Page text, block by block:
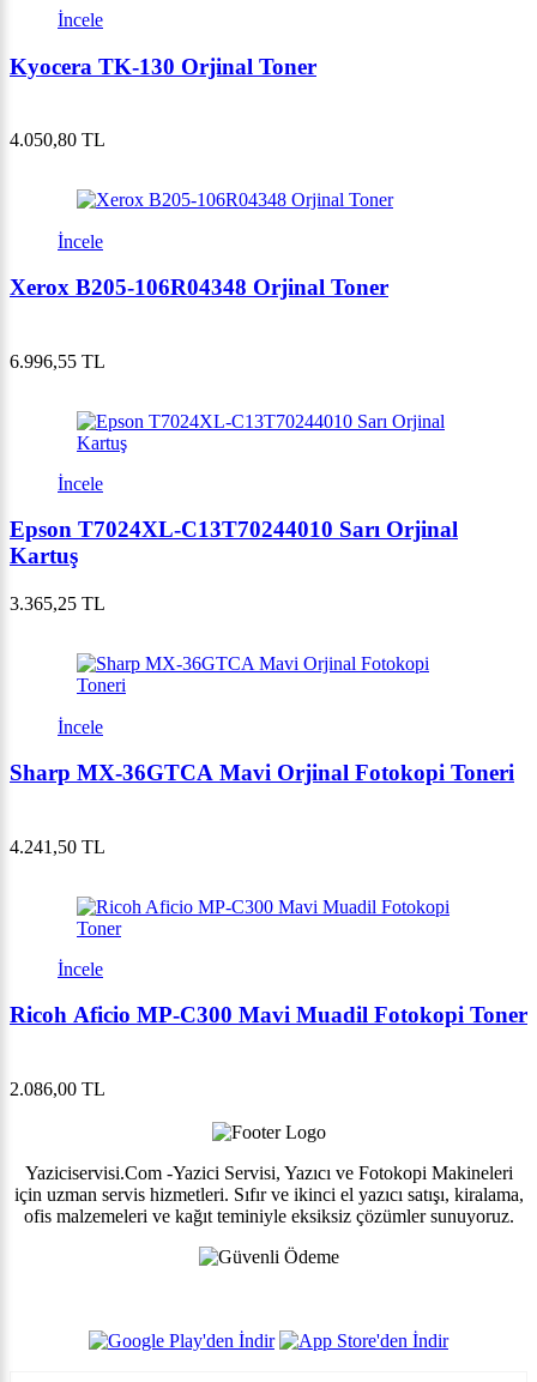
İncele
Kyocera TK-130 Orjinal Toner
4.050,80 TL
İncele
Xerox B205-106R04348 Orjinal Toner
6.996,55 TL
İncele
Epson T7024XL-C13T70244010 Sarı Orjinal
Kartuş
3.365,25 TL
İncele
Sharp MX-36GTCA Mavi Orjinal Fotokopi Toneri
4.241,50 TL
İncele
Ricoh Aficio MP-C300 Mavi Muadil Fotokopi Toner
2.086,00 TL
Yaziciservisi.Com -Yazici Servisi, Yazıcı ve Fotokopi Makineleri
için uzman servis hizmetleri. Sıfır ve ikinci el yazıcı satışı, kiralama,
ofis malzemeleri ve kağıt teminiyle eksiksiz çözümler sunuyoruz.